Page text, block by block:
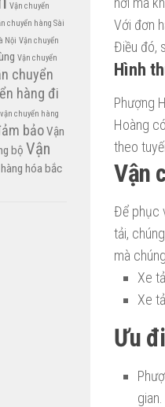
Với đơn
Điều đó,
Hình
Phượng
Hoàng
theo
Vận
Để phục
tải,
mà
Xe
Xe
Ưu
Vận chuyển
chuyển hàng Sài
Nội Vận chuyển
Vận chuyển
chuyển
hàng đi
vận chuyển hàng
bảoVận
bộ Vận
hóa bắc